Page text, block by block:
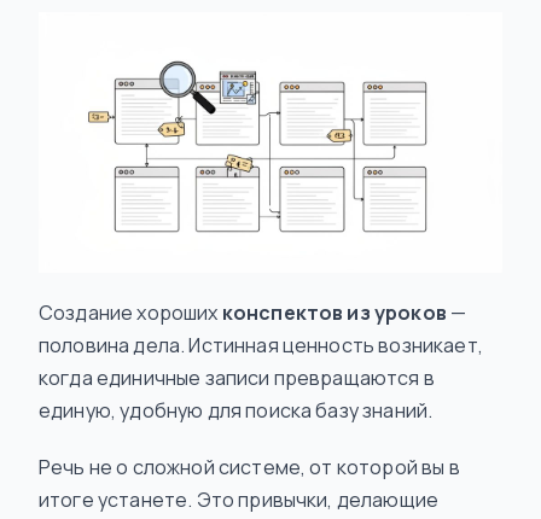
Создание хороших конспектов из уроков —
половина дела. Истинная ценность возникает,
когда единичные записи превращаются в
единую, удобную для поиска базу знаний.
Речь не о сложной системе, от которой вы в
итоге устанете. Это привычки, делающие